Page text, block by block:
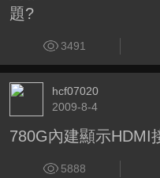
題?
3491
hcf07020
2009-8-4
780G內建顯示HDMI
5888